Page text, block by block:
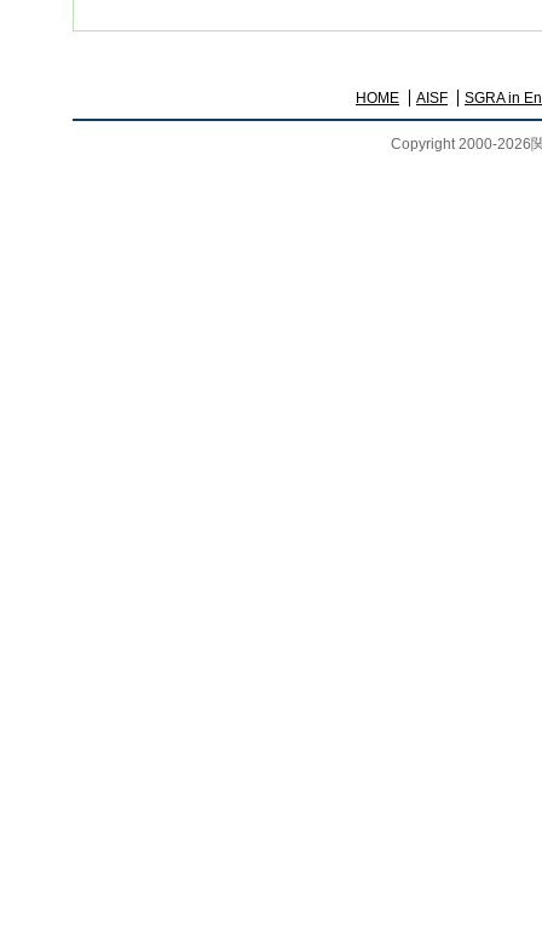
HOME AISF SGRA in
Copyright 2000-2026